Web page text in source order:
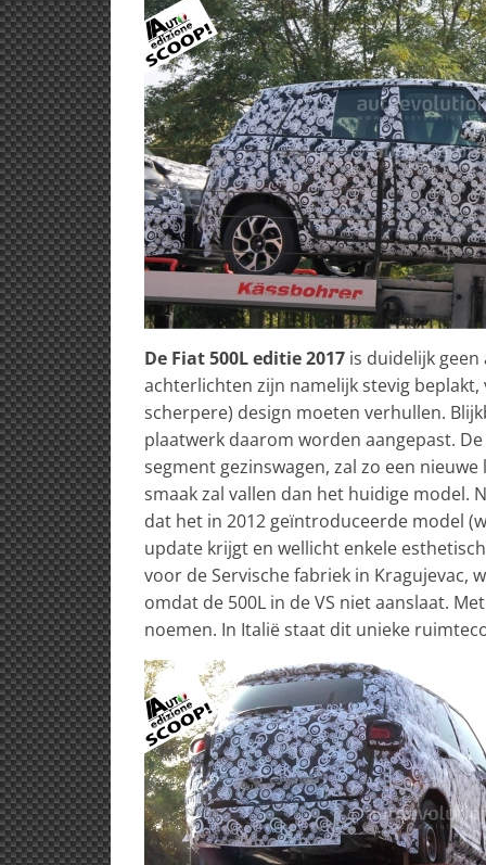
De Fiat 500L editie 2017 is duidelijk
achterlichten zijn namelijk stevig
scherpere) design moeten verhullen.
plaatwerk daarom worden aangepast.
segment gezinswagen, zal zo een
smaak zal vallen dan het huidige model.
dat het in 2012 geïntroduceerde model
update krijgt en wellicht enkele
voor de Servische fabriek in Kragujevac,
omdat de 500L in de VS niet aanslaat.
noemen. In Italië staat dit unieke